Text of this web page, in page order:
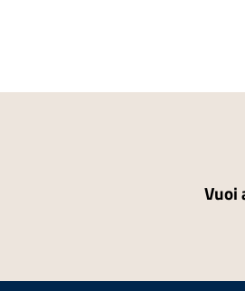
Vuoi